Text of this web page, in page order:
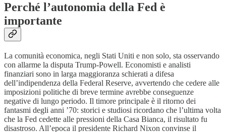
Perché l’autonomia della Fed è
importante
La comunità economica, negli Stati Uniti e non solo, sta osservando
con allarme la disputa Trump-Powell. Economisti e analisti
finanziari sono in larga maggioranza schierati a difesa
dell’indipendenza della Federal Reserve, avvertendo che cedere alle
imposizioni politiche di breve termine avrebbe conseguenze
negative di lungo periodo. Il timore principale è il ritorno dei
fantasmi degli anni ’70: storici e studiosi ricordano che l’ultima volta
che la Fed cedette alle pressioni della Casa Bianca, il risultato fu
disastroso. All’epoca il presidente Richard Nixon convinse il